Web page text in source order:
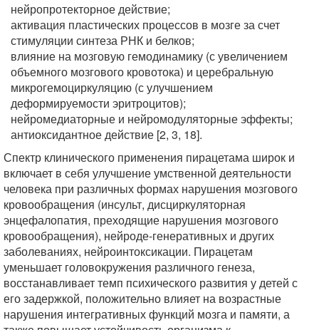
нейропротекторное действие;
активация пластических процессов в мозге за счет
стимуляции синтеза РНК и белков;
влияние на мозговую гемодинамику (с увеличением
объемного мозгового кровотока) и церебральную
микрогемоциркуляцию (с улучшением
деформируемости эритроцитов);
нейромедиаторные и нейромодуляторные эффекты;
антиоксидантное действие [2, 3, 18].
Спектр клинического применения пирацетама широк и
включает в себя улучшение умственной деятельности
человека при различных формах нарушения мозгового
кровообращения (инсульт, дисциркуляторная
энцефалопатия, преходящие нарушения мозгового
кровообращения), нейроде-генеративных и других
заболеваниях, нейроинтоксикации. Пирацетам
уменьшает головокружения различного генеза,
восстанавливает темп психического развития у детей с
его задержкой, положительно влияет на возрастные
нарушения интегративных функций мозга и памяти, а